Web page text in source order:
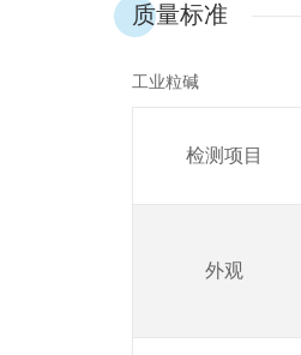
质量标准
工业粒碱
检测项目
外观